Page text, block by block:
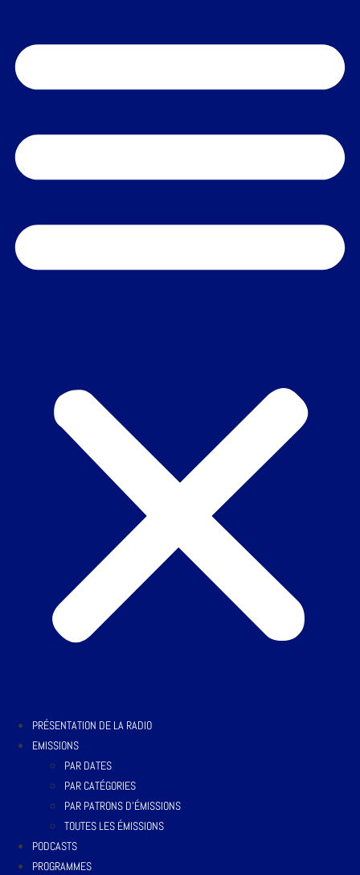
PRÉSENTATION DE LA RADIO
EMISSIONS
PAR DATES
PAR CATÉGORIES
PAR PATRONS D’ÉMISSIONS
TOUTES LES ÉMISSIONS
PODCASTS
PROGRAMMES